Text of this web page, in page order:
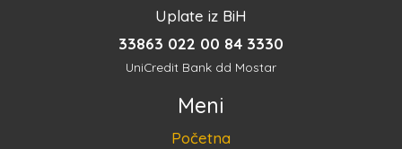
Uplate iz BiH
33863 022 00 84 3330
UniCredit Bank dd Mostar
Meni
Početna